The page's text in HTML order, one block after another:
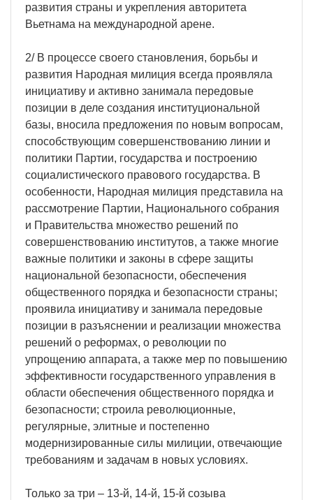
развития страны и укрепления авторитета
Вьетнама на международной арене.
2/ В процессе своего становления, борьбы и
развития Народная милиция всегда проявляла
инициативу и активно занимала передовые
позиции в деле создания институциональной
базы, вносила предложения по новым вопросам,
способствующим совершенствованию линии и
политики Партии, государства и построению
социалистического правового государства. В
особенности, Народная милиция представила на
рассмотрение Партии, Национального собрания
и Правительства множество решений по
совершенствованию институтов, а также многие
важные политики и законы в сфере защиты
национальной безопасности, обеспечения
общественного порядка и безопасности страны;
проявила инициативу и занимала передовые
позиции в разъяснении и реализации множества
решений о реформах, о революции по
упрощению аппарата, а также мер по повышению
эффективности государственного управления в
области обеспечения общественного порядка и
безопасности; строила революционные,
регулярные, элитные и постепенно
модернизированные силы милиции, отвечающие
требованиям и задачам в новых условиях.
Только за три – 13-й, 14-й, 15-й созыва